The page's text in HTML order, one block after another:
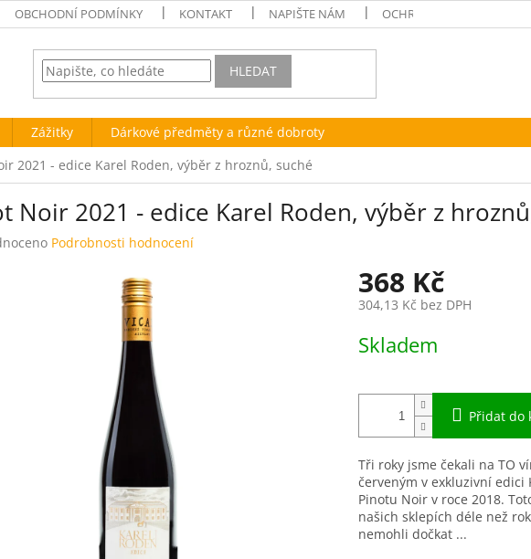
OBCHODNÍ PODMÍNKY KONTAKT NAPIŠTE NÁM OCHRANA OSOBNÍCH
HLEDAT
Zážitky
Dárkové předměty a různé dobroty
2021 - edice Karel Roden, výběr z hroznů, suché
Noir 2021 - edice Karel Roden, výběr z
Podrobnosti hodnocení
368 Kč
304,13 Kč bez DPH
cena:
Skladem
Přidat do
Tři roky jsme čekali na TO
červeným v exkluzivní edici
Pinotu Noir v roce 2018.
našich sklepích déle než
nemohli dočkat ...